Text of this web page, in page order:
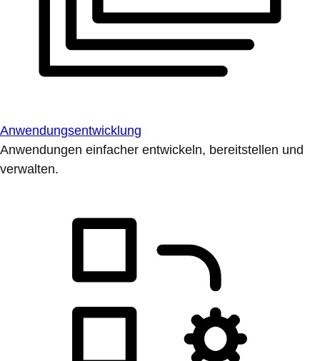
Anwendungsentwicklung
Anwendungen einfacher entwickeln, bereitstellen und
verwalten.